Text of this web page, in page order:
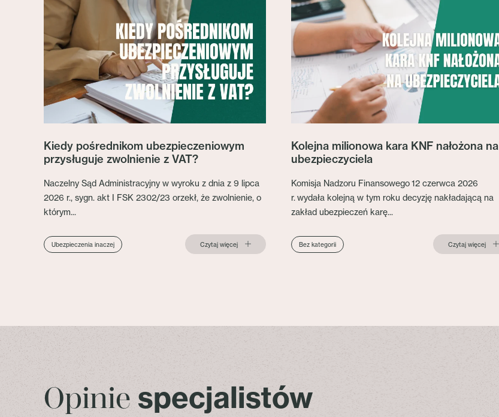
Kiedy pośrednikom ubezpieczeniowym
przysługuje zwolnienie z VAT?
Naczelny Sąd Administracyjny w wyroku z dnia z 9 lipca
2026 r., sygn. akt I FSK 2302/23 orzekł, że zwolnienie, o
którym...
Ubezpieczenia inaczej Czytaj więcej
Kolejna milionowa kara KNF nałożona na
ubezpieczyciela
Komisja Nadzoru Finansowego 12 czerwca 2026
r. wydała kolejną w tym roku decyzję nakładającą na
zakład ubezpieczeń karę...
Bez kategorii Czytaj więcej
Opinie specjalistów